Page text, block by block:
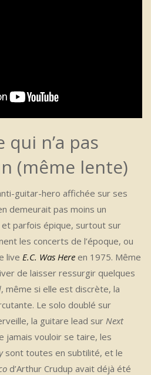
n’a pas
(même lente)
guitar-hero affichée sur ses
demeurait pas moins un
et parfois épique, surtout sur
les concerts de l’époque, ou
live E.C. Was Here en 1975. Même
de laisser ressurgir quelques
, même si elle est discrète, la
Le solo doublé sur
la guitare lead sur Next
jamais vouloir se taire, les
sont toutes en subtilité, et le
d’Arthur Crudup avait déjà été